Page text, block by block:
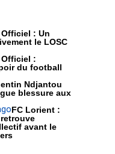
: Un
le LOSC
Officiel :
du football
Ndjantou
blessure aux
FC Lorient :
avant le